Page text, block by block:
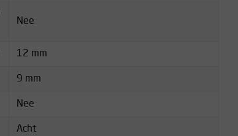
Nee
12 mm
9 mm
Nee
Acht